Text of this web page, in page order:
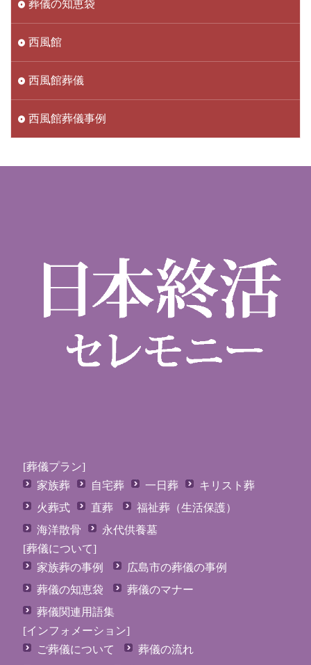
葬儀の知恵袋
西風館
西風館葬儀
西風館葬儀事例
[葬儀プラン]
家族葬
自宅葬 一日葬
キリスト葬
火葬式
直葬
福祉葬（生活保護）
海洋散骨
永代供養墓
[葬儀について]
家族葬の事例
広島市の葬儀の事例
葬儀の知恵袋
葬儀のマナー
葬儀関連用語集
[インフォメーション]
ご葬儀について
葬儀の流れ